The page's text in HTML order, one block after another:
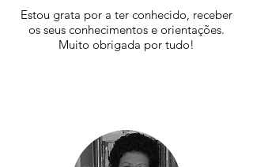
Estou grata por a ter conhecido, receber
os seus conhecimentos e orientações.
Muito obrigada por tudo!